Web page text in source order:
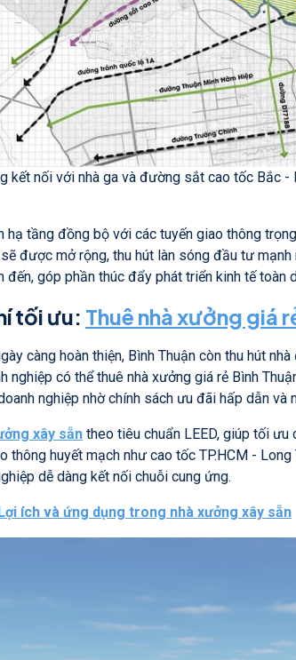
kết nối với nhà ga và đường sắt cao tốc Bắc -
hạ tầng đồng bộ với các tuyến giao thông
được mở rộng, thu hút làn sóng đầu tư
đến, góp phần thúc đẩy phát triển kinh tế toàn
tối ưu: Thuê nhà xưởng giá
càng hoàn thiện, Bình Thuận còn thu hút
nghiệp có thể thuê nhà xưởng giá rẻ Bình
nghiệp nhờ chính sách ưu đãi hấp dẫn
xây sẵn theo tiêu chuẩn LEED, giúp tối
huyết mạch như cao tốc TP.HCM -
dễ dàng kết nối chuỗi cung ứng.
ích và ứng dụng trong nhà xưởng xây sẵn